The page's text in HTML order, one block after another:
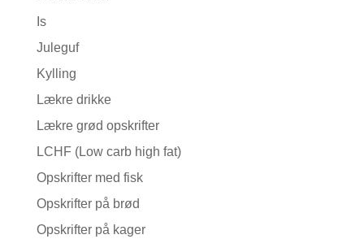
Is
Juleguf
Kylling
Lækre drikke
Lækre grød opskrifter
LCHF (Low carb high fat)
Opskrifter med fisk
Opskrifter på brød
Opskrifter på kager